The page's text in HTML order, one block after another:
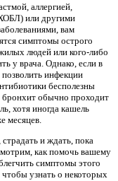
аллергией,
или другими
вам
симптомы острого
людей или кого-либо
у врача. Однако, если в
инфекции
бесполезны
обычно проходит
хотя иногда кашель
месяцев.
и ждать, пока
как помочь вашему
симптомы этого
узнать о некоторых